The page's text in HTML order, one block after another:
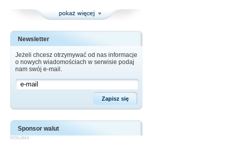
Newsletter
Jeżeli chcesz otrzymywać od nas informacje
o nowych wiadomościach w serwisie podaj
nam swój e-mail.
Sponsor walut